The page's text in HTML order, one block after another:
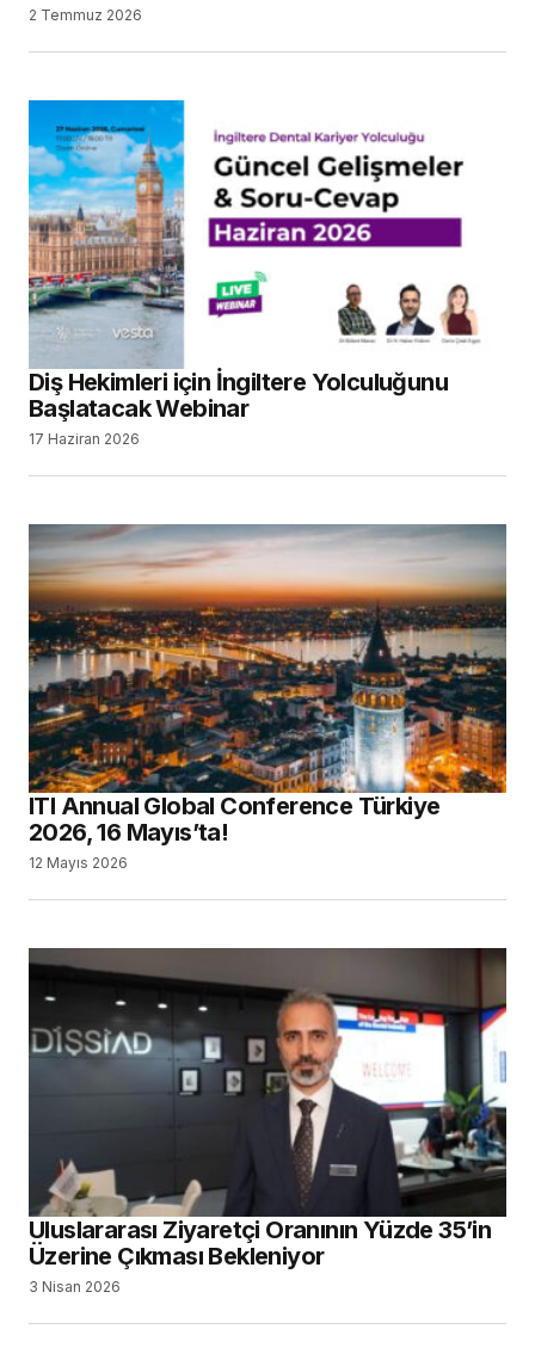
2 Temmuz 2026
Diş Hekimleri için İngiltere Yolculuğunu
Başlatacak Webinar
17 Haziran 2026
ITI Annual Global Conference Türkiye
2026, 16 Mayıs’ta!
12 Mayıs 2026
Uluslararası Ziyaretçi Oranının Yüzde 35’in
Üzerine Çıkması Bekleniyor
3 Nisan 2026